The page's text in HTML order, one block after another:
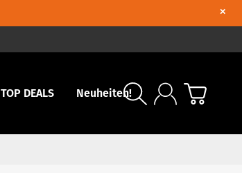
×
TOP DEALS Neuheiten!